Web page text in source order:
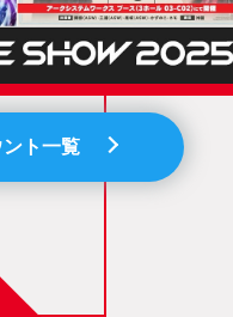
ト一覧